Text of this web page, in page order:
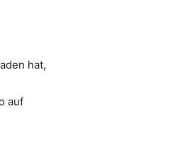
hat,
auf